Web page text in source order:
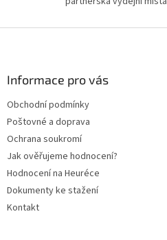
Informace pro vás
Obchodní podmínky
Poštovné a doprava
Ochrana soukromí
Jak ověřujeme hodnocení?
Hodnocení na Heuréce
Dokumenty ke stažení
Kontakt